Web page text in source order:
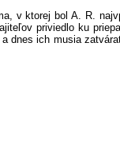
v ktorej bol A. R.
priviedlo ku
dnes ich musia